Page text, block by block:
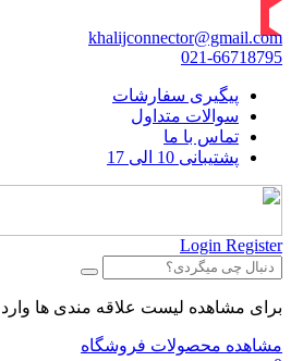
khalijconnector@gmail.com
021-66718795
پیگیری سفارشات
سوالات متداول
تماس با ما
پشتیبانی 10 الی 17
Login Register
برای مشاهده لیست علاقه مندی ها
مشاهده محصولات فروشگاه